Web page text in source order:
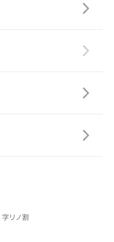
字リノ割